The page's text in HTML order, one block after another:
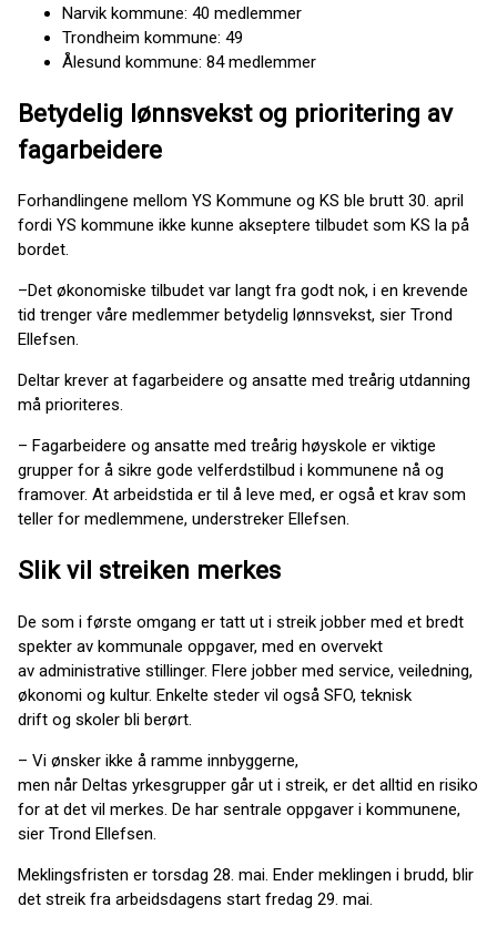
Narvik kommune: 40 medlemmer
Trondheim kommune: 49
Ålesund kommune: 84 medlemmer
Betydelig lønnsvekst og prioritering av
fagarbeidere
Forhandlingene mellom YS Kommune og KS ble brutt 30. april
fordi YS kommune ikke kunne akseptere tilbudet som KS la på
bordet.
–Det økonomiske tilbudet var langt fra godt nok, i en krevende
tid trenger våre medlemmer betydelig lønnsvekst, sier Trond
Ellefsen.
Deltar krever at fagarbeidere og ansatte med treårig utdanning
må prioriteres.
– Fagarbeidere og ansatte med treårig høyskole er viktige
grupper for å sikre gode velferdstilbud i kommunene nå og
framover. At arbeidstida er til å leve med, er også et krav som
teller for medlemmene, understreker Ellefsen.
Slik vil streiken merkes
De som i første omgang er tatt ut i streik jobber med et bredt
spekter av kommunale oppgaver, med en overvekt
av administrative stillinger. Flere jobber med service, veiledning,
økonomi og kultur. Enkelte steder vil også SFO, teknisk
drift og skoler bli berørt.
– Vi ønsker ikke å ramme innbyggerne,
men når Deltas yrkesgrupper går ut i streik, er det alltid en risiko
for at det vil merkes. De har sentrale oppgaver i kommunene,
sier Trond Ellefsen.
Meklingsfristen er torsdag 28. mai. Ender meklingen i brudd, blir
det streik fra arbeidsdagens start fredag 29. mai.